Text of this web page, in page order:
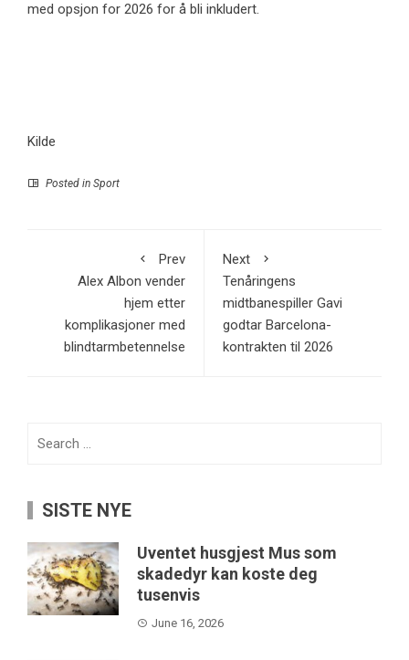
med opsjon for 2026 for å bli inkludert.
Kilde
Posted in Sport
Prev
Alex Albon vender
hjem etter
komplikasjoner med
blindtarmbetennelse
Next
Tenåringens
midtbanespiller Gavi
godtar Barcelona-
kontrakten til 2026
SISTE NYE
Uventet husgjest Mus som
skadedyr kan koste deg
tusenvis
June 16, 2026